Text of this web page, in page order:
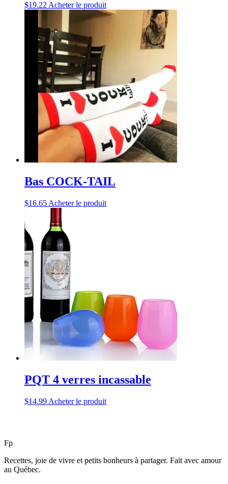
$19.22 Acheter le produit
Bas COCK-TAIL
$16.65 Acheter le produit
PQT 4 verres incassable
$14.99 Acheter le produit
Fp
Recettes, joie de vivre et petits bonheurs à partager. Fait avec amour
au Québec.